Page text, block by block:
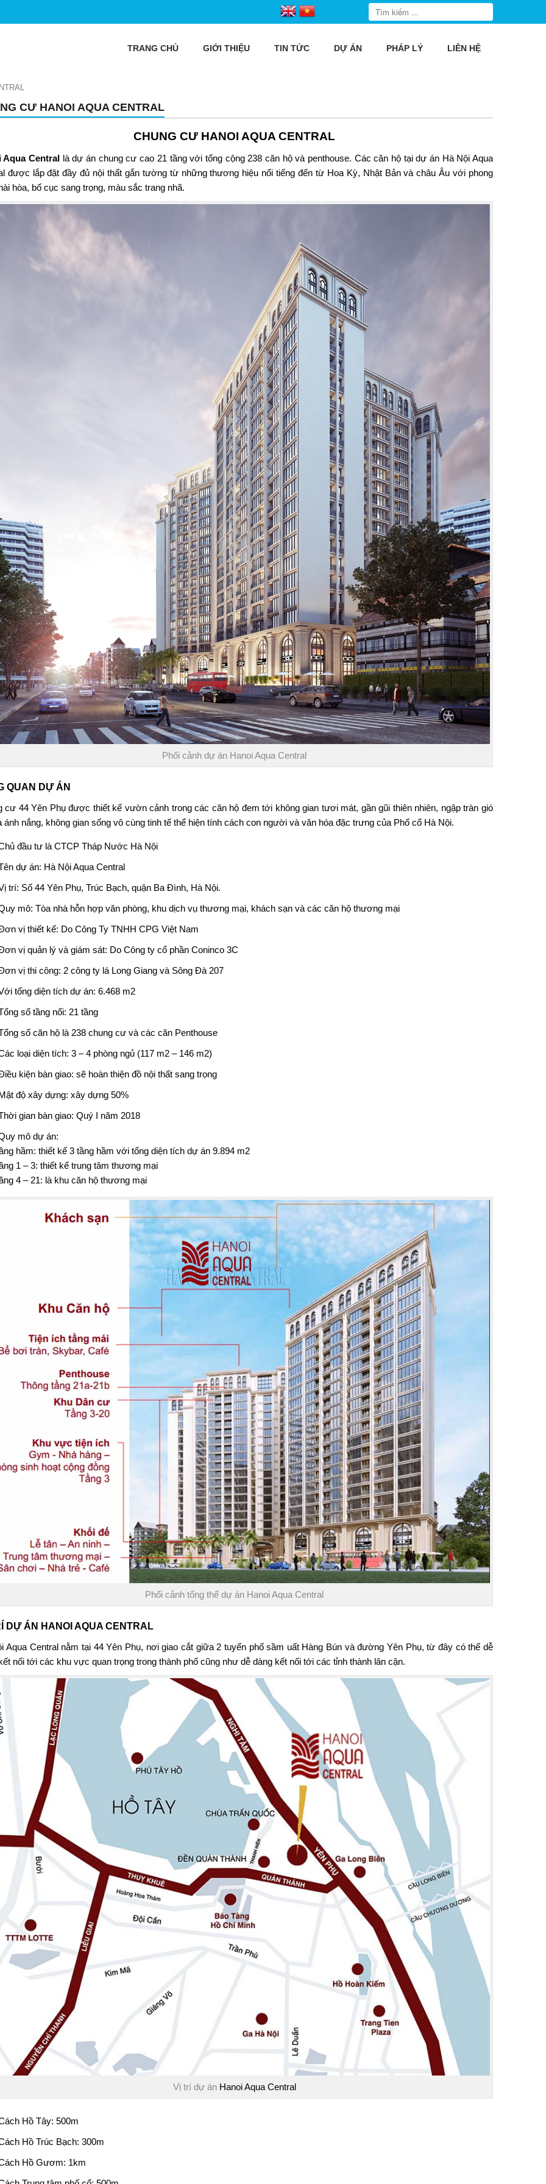
TRANG CHỦ GIỚI THIỆU TIN TỨC DỰ ÁN PHÁP LÝ LIÊN HỆ
CƯ HANOI AQUA CENTRAL
CHUNG CƯ HANOI AQUA CENTRAL
Aqua Central là dự án chung cư cao 21 tầng với tổng cộng 238 căn hộ và penthouse. Các căn hộ tại dự án Hà Nội Aqua
được lắp đặt đầy đủ nội thất gắn tường từ những thương hiệu nổi tiếng đến từ Hoa Kỳ, Nhật Bản và châu Âu với phong
hòa, bố cục sang trọng, màu sắc trang nhã.
Phối cảnh dự án Hanoi Aqua Central
QUAN DỰ ÁN
cư 44 Yên Phụđược thiết kế vườn cảnh trong các căn hộ đem tới không gian tươi mát, gần gũi thiên nhiên, ngập tràn gió
ánh nắng, không gian sống vô cùng tinh tế thể hiện tính cách con người và văn hóa đặc trưng của Phố cổ Hà Nội.
đầu tư là CTCP Tháp Nước Hà Nội
dự án: Hà Nội Aqua Central
trí: Số 44 Yên Phụ, Trúc Bạch, quận Ba Đình, Hà Nội.
mô: Tòa nhà hỗn hợp văn phòng, khu dịch vụ thương mại, khách sạn và các căn hộ thương mại
vị thiết kế: Do Công Ty TNHH CPG Việt Nam
vị quản lý và giám sát: Do Công ty cổ phần Coninco 3C
vị thi công: 2 công ty lá Long Giang và Sông Đà 207
tổng diện tích dự án: 6.468 m2
số tầng nổi: 21 tầng
số căn hộ là 238 chung cư và các căn Penthouse
loại diện tích: 3 – 4 phòng ngủ (117 m2 – 146 m2)
kiện bàn giao: sẽ hoàn thiện đồ nội thất sang trọng
độ xây dựng: xây dựng 50%
gian bàn giao: Quý I năm 2018
mô dự án:
hầm: thiết kế 3 tầng hầm với tổng diện tích dự án 9.894 m2
1 – 3: thiết kế trung tâm thương mại
4 – 21: là khu căn hộ thương mại
Phối cảnh tổng thể dự án Hanoi Aqua Central
DỰ ÁN HANOI AQUA CENTRAL
Aqua Centralnằm tại 44 Yên Phụ, nơi giao cắt giữa 2 tuyến phố sầm uất Hàng Bún và đường Yên Phụ, từ đây có thể dễ
nối tới các khu vực quan trọng trong thành phố cũng như dễ dàng kết nối tới các tỉnh thành lân cận.
Vị trí dự án Hanoi Aqua Central
Hồ Tây: 500m
Hồ Trúc Bạch: 300m
Hồ Gươm: 1km